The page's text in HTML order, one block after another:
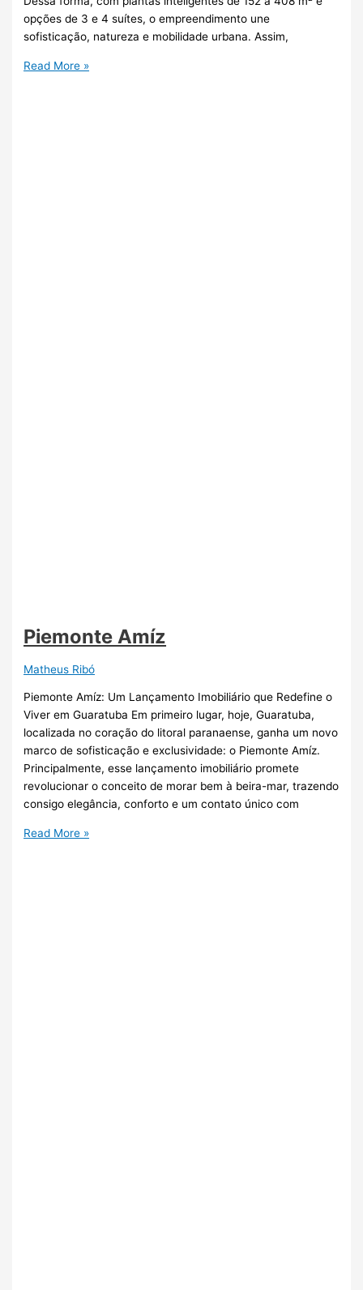
opções de 3 e 4 suítes, o empreendimento une
sofisticação, natureza e mobilidade urbana. Assim,
Read More »
Piemonte Amíz
Matheus Ribó
Piemonte Amíz: Um Lançamento Imobiliário que Redefine o
Viver em Guaratuba Em primeiro lugar, hoje, Guaratuba,
localizada no coração do litoral paranaense, ganha um novo
marco de sofisticação e exclusividade: o Piemonte Amíz.
Principalmente, esse lançamento imobiliário promete
revolucionar o conceito de morar bem à beira-mar, trazendo
consigo elegância, conforto e um contato único com
Read More »